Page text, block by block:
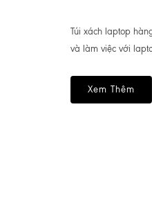
Túi xách laptop
và làm việc với
Xem Thêm